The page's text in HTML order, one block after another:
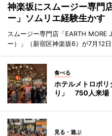
神楽坂にスムージー専門
ー」ソムリエ経験生かす
スムージー専門店「EARTH MORE
ー）」（新宿区神楽坂6）が7月12
食べる
ホテルメトロポリ
り」 750人来場
見る・遊ぶ